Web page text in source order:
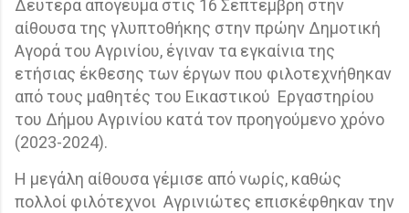
Δευτέρα απόγευμα στις 16 Σεπτέμβρη στην
αίθουσα της γλυπτοθήκης στην πρώην Δημοτική
Αγορά του Αγρινίου, έγιναν τα εγκαίνια της
ετήσιας έκθεσης των έργων που φιλοτεχνήθηκαν
από τους μαθητές του Εικαστικού Εργαστηρίου
του Δήμου Αγρινίου κατά τον προηγούμενο χρόνο
(2023-2024).
Η μεγάλη αίθουσα γέμισε από νωρίς, καθώς
πολλοί φιλότεχνοι Αγρινιώτες επισκέφθηκαν την